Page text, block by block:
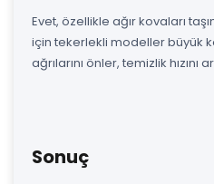
Evet, özellikle ağır kovaları
için tekerlekli modeller büyük
ağrılarını önler, temizlik hızını
Sonuç